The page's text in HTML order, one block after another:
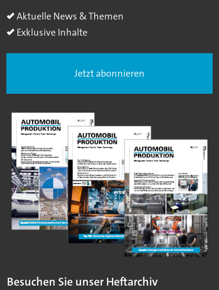
Aktuelle News & Themen
Exklusive Inhalte
Jetzt abonnieren
Besuchen Sie unser Heftarchiv